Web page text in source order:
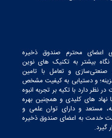
اعضای محترم صندوق ذخیره
بیشتر به تکنیک های نوین
و تعامل با تامین
و دستیابی به کیفیت مشخص
دارد با تکیه بر تجربه انبوه
نهاد های کلیدی و همچنین بهره
مستعد و دارای توان علمی و
جهت خدمت به اعضای صندوق ذخیره
گیرد.